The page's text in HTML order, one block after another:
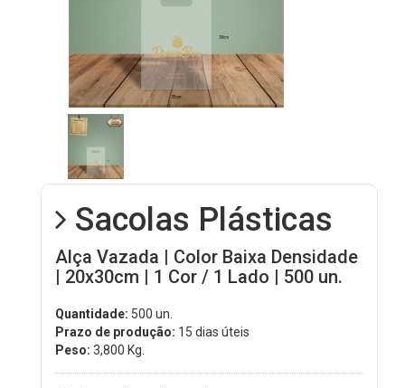
Sacolas Plásticas
Alça Vazada | Color Baixa Densidade
| 20x30cm | 1 Cor / 1 Lado | 500 un.
Quantidade: 500 un.
Prazo de produção: 15 dias úteis
Peso: 3,800 Kg.